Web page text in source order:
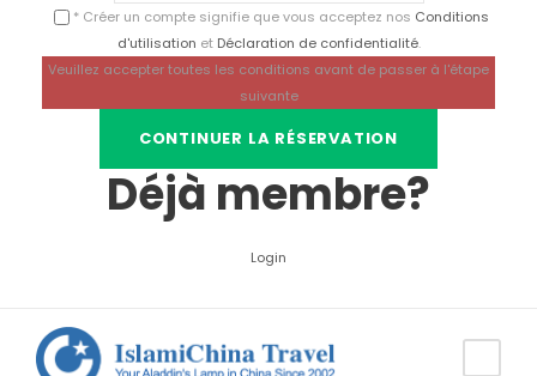
* Créer un compte signifie que vous acceptez nos Conditions
d'utilisation et Déclaration de confidentialité.
Veuillez accepter toutes les conditions avant de passer à l'étape
suivante
Déjà membre?
Login